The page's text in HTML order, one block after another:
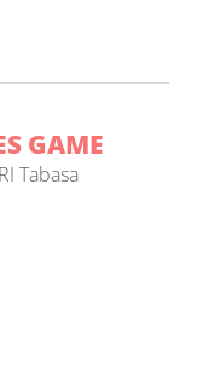
GAME
Tabasa